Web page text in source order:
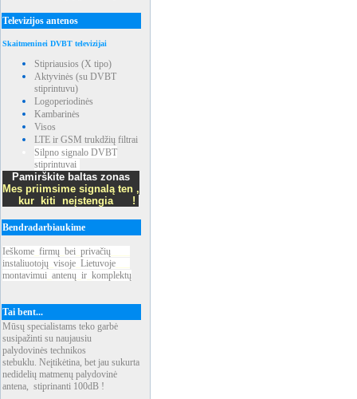
Televizijos antenos
Skaitmeninei DVBT televizijai
Stipriausios (X tipo)
Aktyvinės (su DVBT
stiprintuvu)
Logoperiodinės
Kambarinės
Visos
LTE ir GSM trukdžių filtrai
Silpno signalo DVBT
stiprintuvai
Pamirškite baltas zonas
Mes priimsime signalą ten ,
kur kiti neįstengia !
Bendradarbiaukime
Ieškome firmų bei privačių
instaliuotojų visoje Lietuvoje
montavimui antenų ir komplektų
Tai bent...
Mūsų specialistams teko garbė
susipažinti su naujausiu
palydovinės technikos
stebuklu. Neįtikėtina, bet jau sukurta
nedidelių matmenų palydovinė
antena, stiprinanti 100dB !